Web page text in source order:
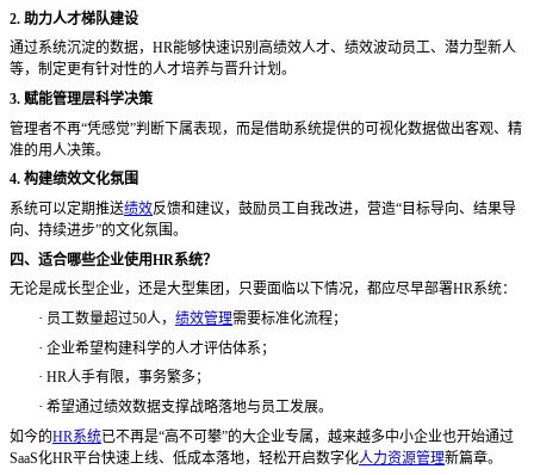
2. 助力人才梯队建设
通过系统沉淀的数据， HR能够快速识别高绩效人才、绩效波动员工、潜力型新人
等，制定更有针对性的人才培养与晋升计划。
3. 赋能管理层科学决策
管理者不再“凭感觉”判断下属表现，而是借助系统提供的可视化数据做出客观、精
准的用人决策。
4. 构建绩效文化氛围
系统可以定期推送绩效反馈和建议，鼓励员工自我改进，营造“目标导向、结果导
向、持续进步”的文化氛围。
四、适合哪些企业使用HR系统？
无论是成长型企业，还是大型集团，只要面临以下情况，都应尽早部署HR系统：
· 员工数量超过50人， 绩效管理需要标准化流程；
· 企业希望构建科学的人才评估体系；
· HR人手有限，事务繁多；
· 希望通过绩效数据支撑战略落地与员工发展。
如今的HR系统已不再是“高不可攀”的大企业专属，越来越多中小企业也开始通过
SaaS化HR平台快速上线、低成本落地，轻松开启数字化人力资源管理新篇章。